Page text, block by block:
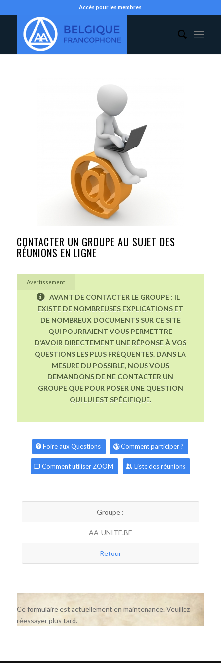
Accès pour les membres
CONTACTER UN GROUPE AU SUJET DES
RÉUNIONS EN LIGNE
Avertissement
AVANT DE CONTACTER LE GROUPE : IL
EXISTE DE NOMBREUSES EXPLICATIONS ET
DE NOMBREUX DOCUMENTS SUR CE SITE
QUI POURRAIENT VOUS PERMETTRE
D’AVOIR DIRECTEMENT UNE RÉPONSE À VOS
QUESTIONS LES PLUS FRÉQUENTES. DANS LA
MESURE DU POSSIBLE, NOUS VOUS
DEMANDONS DE NE CONTACTER UN
GROUPE QUE POUR POSER UNE QUESTION
QUI LUI EST SPÉCIFIQUE.
Foire aux Questions Comment participer ?
Comment utiliser ZOOM Liste des réunions
Groupe :
AA-UNITE.BE
Retour
Ce formulaire est actuellement en maintenance. Veuillez
réessayer plus tard.